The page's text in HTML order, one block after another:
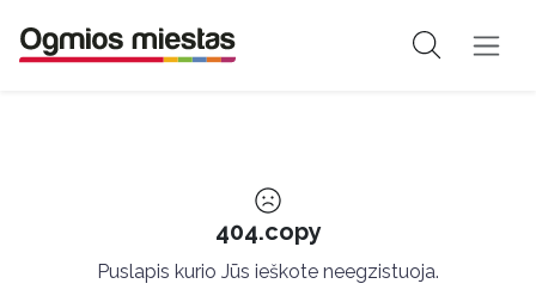
404.copy
Puslapis kurio Jūs ieškote neegzistuoja.